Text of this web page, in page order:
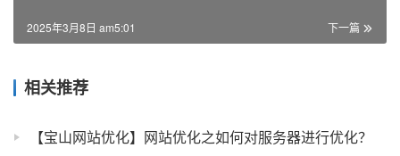
下一篇
2025年3月8日 am5:01
相关推荐
【宝山网站优化】网站优化之如何对服务器进行优化？